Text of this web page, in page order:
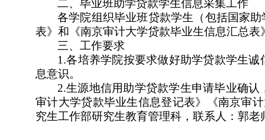
二、毕业班助学贷款学生信息采集工作
各学院组织毕业班贷款学生（包括国家
表》和《南京审计大学贷款毕业生信息汇总
三、工作要求
1.各培养学院按要求做好助学贷款学生
息意识。
2.生源地信用助学贷款学生申请毕业确
审计大学贷款毕业生信息登记表》《南京审
究生工作部研究生教育管理科，联系人：郭